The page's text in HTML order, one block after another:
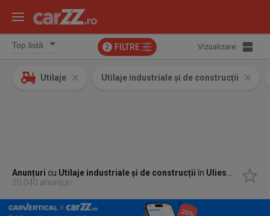
2 FILTRE Vizualizare:
Utilaje Utilaje industriale și de construcții
Anunțuri cu Utilaje industriale și de construcțiiîn Uliesti, Dambovita
20.040 anunțuri